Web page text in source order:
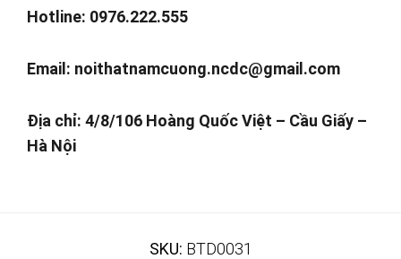
Hotline: 0976.222.555
Email: noithatnamcuong.ncdc@gmail.com
Địa chỉ: 4/8/106 Hoàng Quốc Việt – Cầu Giấy –
Hà Nội
SKU: BTD0031